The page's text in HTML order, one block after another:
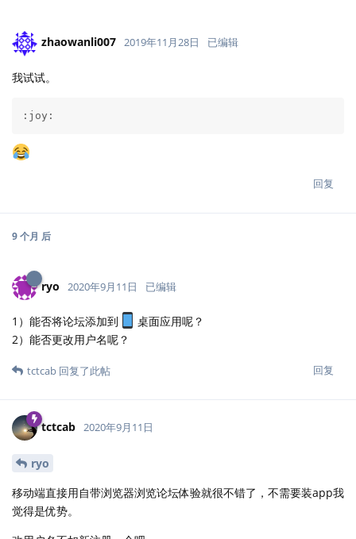
zhaowanli007 2019年11月28日 已编辑
我试试。
:joy:
回复
9 个月 后
ryo 2020年9月11日 已编辑
1）能否将论坛添加到
桌面应用呢？
2）能否更改用户名呢？
回复
tctcab 回复了此帖
tctcab 2020年9月11日
ryo
移动端直接用自带浏览器浏览论坛体验就很不错了，不需要装app我
觉得是优势。